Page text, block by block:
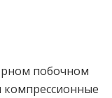
побочном
компрессионные